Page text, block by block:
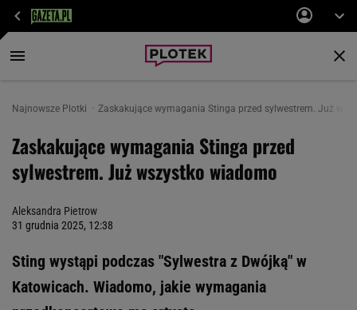
Najnowsze Plotki Zaskakujące wymagania Stinga przed sylwestrem. Już
Zaskakujące wymagania Stinga przed
sylwestrem. Już wszystko wiadomo
Aleksandra Pietrow
31 grudnia 2025, 12:38
Sting wystąpi podczas "Sylwestra z Dwójką" w
Katowicach. Wiadomo, jakie wymagania